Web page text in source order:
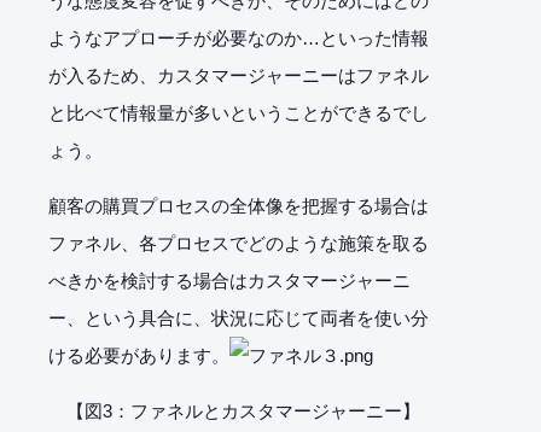
ようなアプローチが必要なのか…といった情報
が入るため、カスタマージャーニーはファネル
と比べて情報量が多いということができるでし
ょう。
顧客の購買プロセスの全体像を把握する場合は
ファネル、各プロセスでどのような施策を取る
べきかを検討する場合はカスタマージャーニ
ー、という具合に、状況に応じて両者を使い分
ける必要があります。
【図3：ファネルとカスタマージャーニー】